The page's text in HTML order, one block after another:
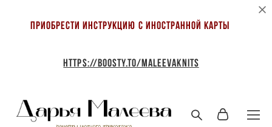
приобрестиинструкцию c иностранной карты
https://boosty.to/maleevaknits